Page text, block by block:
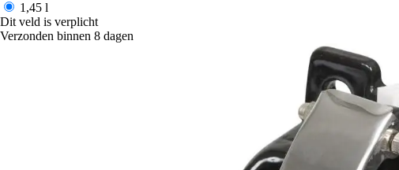
1,45 l
Dit veld is verplicht
Verzonden binnen 8 dagen